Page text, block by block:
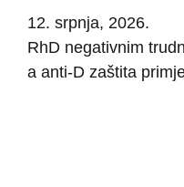
12. srpnja, 2026.
RhD negativnim
a anti-D zaštita